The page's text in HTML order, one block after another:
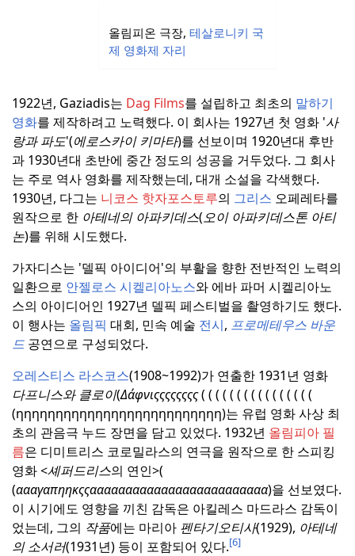
올림피온 극장, 테살로니키 국
제 영화제 자리
1922년, Gaziadis는 Dag Films를 설립하고 최초의 말하기
영화를 제작하려고 노력했다. 이 회사는 1927년 첫 영화 '사
랑과 파도'(에로스카이 키마타)를 선보이며 1920년대 후반
과 1930년대 초반에 중간 정도의 성공을 거두었다. 그 회사
는 주로 역사 영화를 제작했는데, 대개 소설을 각색했다.
1930년, 다그는 니코스 핫자포스토루의 그리스 오페레타를
원작으로 한 아테네의 아파키데스(오이 아파키데스톤 아티
논)를 위해 시도했다.
가자디스는 '델픽 아이디어'의 부활을 향한 전반적인 노력의
일환으로 안젤로스 시켈리아노스와 에바 파머 시켈리아노
스의 아이디어인 1927년 델픽 페스티벌을 촬영하기도 했다.
이 행사는 올림픽 대회, 민속 예술 전시, 프로메테우스 바운
드 공연으로 구성되었다.
오레스티스 라스코스(1908~1992)가 연출한 1931년 영화
다프니스와 클로이(Δάφνιςςςςςςςς( ( ( ( ( ( ( ( ( ( ( ( ( ( ( (
(ηηηηηηηηηηηηηηηηηηηηηηηηηη)는 유럽 영화 사상 최
초의 관음극 누드 장면을 담고 있었다. 1932년 올림피아 필
름은 디미트리스 코로밀라스의 연극을 원작으로 한 스피킹
영화 <셰퍼드리스의 연인>(
(αααγαπηηκςςααααααααααααααααααααααααα)을 선보였다.
이 시기에도 영향을 끼친 감독은 아킬레스 마드라스 감독이
었는데, 그의 작품에는 마리아 펜타기오티사(1929), 아테네
의 소서러(1931년) 등이 포함되어 있다.[6]